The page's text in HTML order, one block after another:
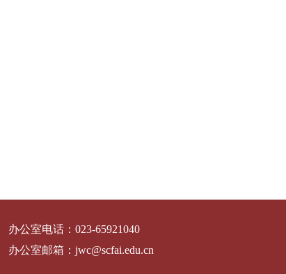
办公室电话： 023-65921040
办公室邮箱： jwc@scfai.edu.cn